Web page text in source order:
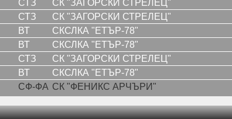
СТЗ СК "ЗАГОРСКИ СТРЕЛЕЦ"
СТЗ СК "ЗАГОРСКИ СТРЕЛЕЦ"
ВТ СКСЛКА "ЕТЪР-78"
ВТ СКСЛКА "ЕТЪР-78"
СТЗ СК "ЗАГОРСКИ СТРЕЛЕЦ"
ВТ СКСЛКА "ЕТЪР-78"
СФ-ФА СК "ФЕНИКС АРЧЪРИ"